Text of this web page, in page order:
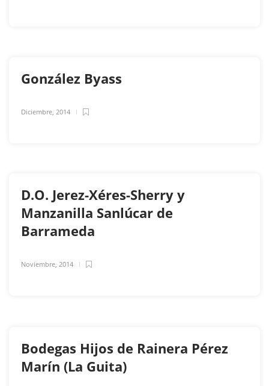
González Byass
Diciembre, 2014
D.O. Jerez-Xéres-Sherry y
Manzanilla Sanlúcar de
Barrameda
Noviembre, 2014
Bodegas Hijos de Rainera Pérez
Marín (La Guita)